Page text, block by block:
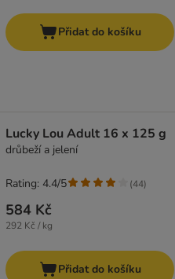
Přidat do košíku
Lucky Lou Adult 16 x 125 g
drůbeží a jelení
584 Kč
292 Kč / kg
Rating: 4.4/5 (44)
Přidat do košíku